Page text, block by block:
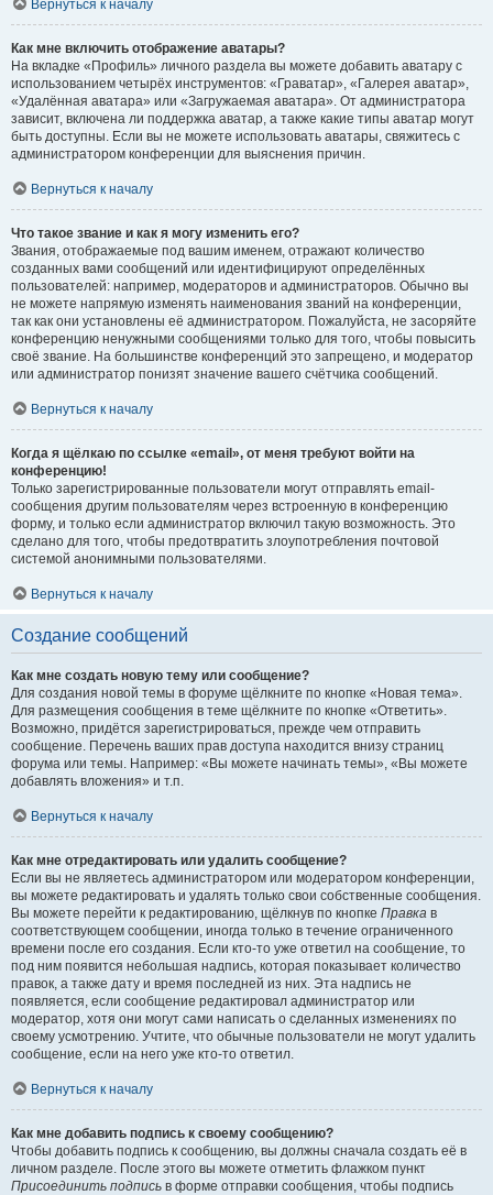
Вернуться к началу
Как мне включить отображение аватары?
На вкладке «Профиль» личного раздела вы можете добавить аватару с
использованием четырёх инструментов: «Граватар», «Галерея аватар»,
«Удалённая аватара» или «Загружаемая аватара». От администратора
зависит, включена ли поддержка аватар, а также какие типы аватар могут
быть доступны. Если вы не можете использовать аватары, свяжитесь с
администратором конференции для выяснения причин.
Вернуться к началу
Что такое звание и как я могу изменить его?
Звания, отображаемые под вашим именем, отражают количество
созданных вами сообщений или идентифицируют определённых
пользователей: например, модераторов и администраторов. Обычно вы
не можете напрямую изменять наименования званий на конференции,
так как они установлены её администратором. Пожалуйста, не засоряйте
конференцию ненужными сообщениями только для того, чтобы повысить
своё звание. На большинстве конференций это запрещено, и модератор
или администратор понизят значение вашего счётчика сообщений.
Вернуться к началу
Когда я щёлкаю по ссылке «email», от меня требуют войти на
конференцию!
Только зарегистрированные пользователи могут отправлять email-
сообщения другим пользователям через встроенную в конференцию
форму, и только если администратор включил такую возможность. Это
сделано для того, чтобы предотвратить злоупотребления почтовой
системой анонимными пользователями.
Вернуться к началу
Создание сообщений
Как мне создать новую тему или сообщение?
Для создания новой темы в форуме щёлкните по кнопке «Новая тема».
Для размещения сообщения в теме щёлкните по кнопке «Ответить».
Возможно, придётся зарегистрироваться, прежде чем отправить
сообщение. Перечень ваших прав доступа находится внизу страниц
форума или темы. Например: «Вы можете начинать темы», «Вы можете
добавлять вложения» и т.п.
Вернуться к началу
Как мне отредактировать или удалить сообщение?
Если вы не являетесь администратором или модератором конференции,
вы можете редактировать и удалять только свои собственные сообщения.
Вы можете перейти к редактированию, щёлкнув по кнопке Правка в
соответствующем сообщении, иногда только в течение ограниченного
времени после его создания. Если кто-то уже ответил на сообщение, то
под ним появится небольшая надпись, которая показывает количество
правок, а также дату и время последней из них. Эта надпись не
появляется, если сообщение редактировал администратор или
модератор, хотя они могут сами написать о сделанных изменениях по
своему усмотрению. Учтите, что обычные пользователи не могут удалить
сообщение, если на него уже кто-то ответил.
Вернуться к началу
Как мне добавить подпись к своему сообщению?
Чтобы добавить подпись к сообщению, вы должны сначала создать её в
личном разделе. После этого вы можете отметить флажком пункт
Присоединить подпись в форме отправки сообщения, чтобы подпись